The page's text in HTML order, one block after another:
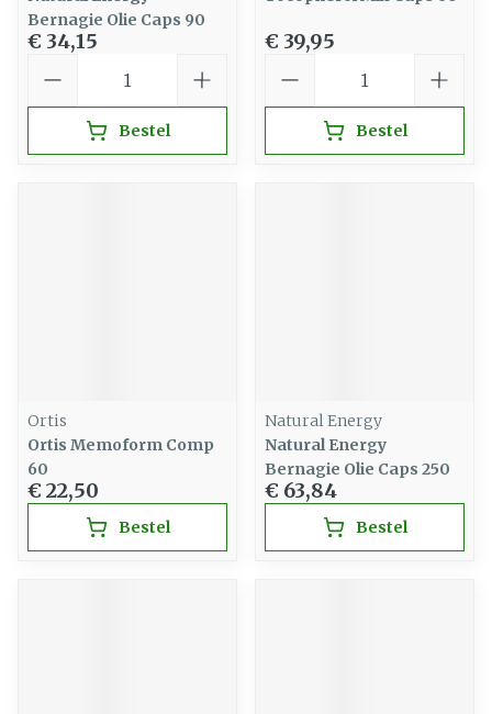
Bernagie Olie Caps 90
€ 34,15
Bestel
€ 39,95
Bestel
Ortis
Ortis Memoform Comp
60
€ 22,50
Bestel
Natural Energy
Natural Energy
Bernagie Olie Caps 250
€ 63,84
Bestel